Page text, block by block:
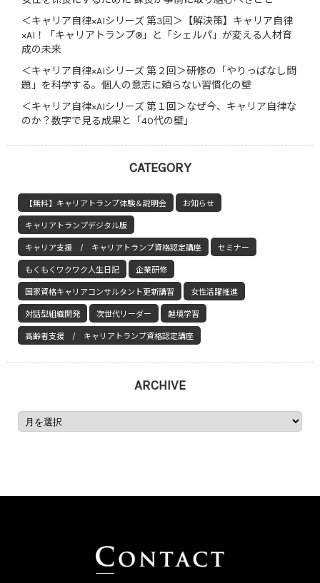
＜キャリア自律×AIシリーズ 第3回＞【解決策】キャリア自律
×AI！「キャリアトランプ®」と「シェルパ」が変える人材育
成の未来
＜キャリア自律×AIシリーズ 第２回＞研修の「やりっぱなし問
題」を科学する。個人の意志に頼らない習慣化の壁
＜キャリア自律×AIシリーズ 第１回＞なぜ今、キャリア自律な
のか？数字で見る成果と「40代の壁」
CATEGORY
【無料】キャリアトランプ体験＆説明会 お知らせ
キャリアトランプデジタル版
キャリア支援 / キャリアトランプ資格認定講座 セミナー
もくもくワクワク人生日記 企業研修
国家資格キャリアコンサルタント更新講習 女性活躍推進
対話型組織開発 次世代リーダー 越境学習
高齢者支援 / キャリアトランプ資格認定講座
ARCHIVE